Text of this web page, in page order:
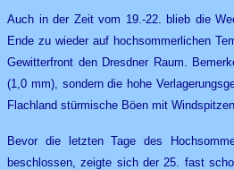
Auch in der Zeit vom 19.-22. blieb die
Ende zu wieder auf hochsommerlichen
Gewitterfront den Dresdner Raum.
(1,0 mm), sondern die hohe
Flachland stürmische Böen mit
Bevor die letzten Tage des
beschlossen, zeigte sich der 25. fast